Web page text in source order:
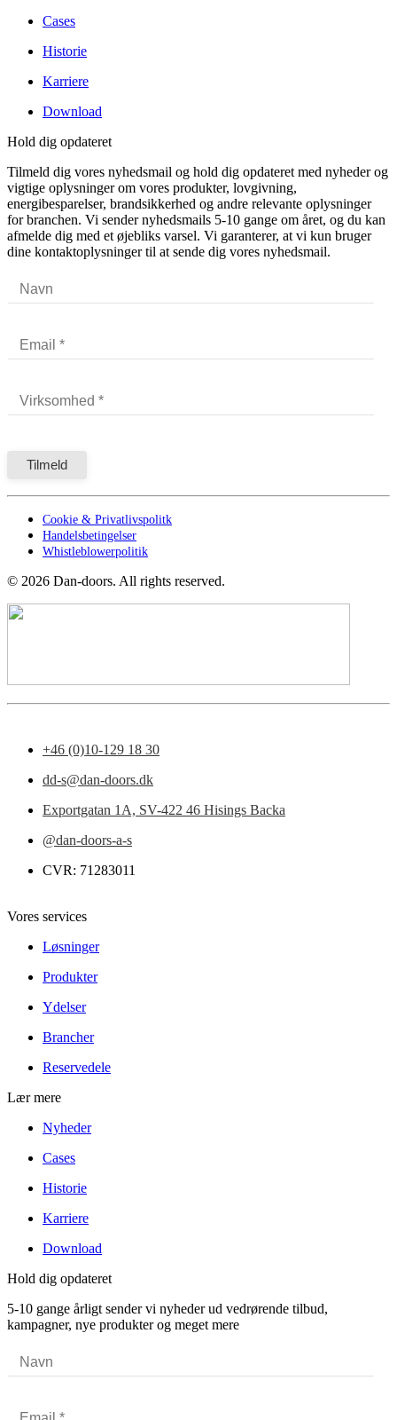
Cases
Historie
Karriere
Download
Hold dig opdateret
Tilmeld dig vores nyhedsmail og hold dig opdateret med nyheder og
vigtige oplysninger om vores produkter, lovgivning,
energibesparelser, brandsikkerhed og andre relevante oplysninger
for branchen. Vi sender nyhedsmails 5-10 gange om året, og du kan
afmelde dig med et øjebliks varsel. Vi garanterer, at vi kun bruger
dine kontaktoplysninger til at sende dig vores nyhedsmail.
Cookie & Privatlivspolitk
Handelsbetingelser
Whistleblowerpolitik
© 2026 Dan-doors. All rights reserved.
+46 (0)10-129 18 30
dd-s@dan-doors.dk
Exportgatan 1A, SV-422 46 Hisings Backa
@dan-doors-a-s
CVR: 71283011
Vores services
Løsninger
Produkter
Ydelser
Brancher
Reservedele
Lær mere
Nyheder
Cases
Historie
Karriere
Download
Hold dig opdateret
5-10 gange årligt sender vi nyheder ud vedrørende tilbud,
kampagner, nye produkter og meget mere